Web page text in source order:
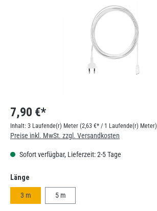
7,90 €*
Inhalt: 3 Laufende(r) Meter (2,63 €* / 1 Laufende(r) Meter)
Preise inkl. MwSt. zzgl. Versandkosten
Sofort verfügbar, Lieferzeit: 2-5 Tage
Längeauswählen
3 m 5 m